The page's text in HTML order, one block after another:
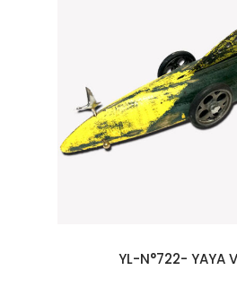
YL-N°722- YAYA